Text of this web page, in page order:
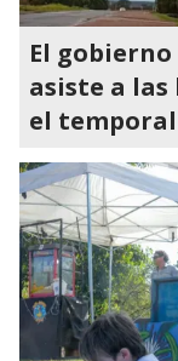
El
asiste a
el temporal